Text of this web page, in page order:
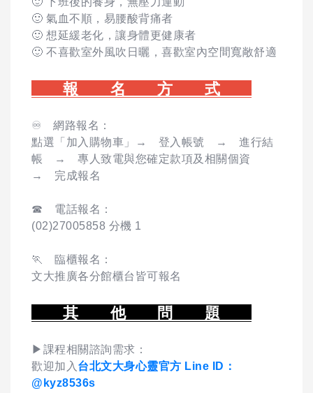
🙂 氣血不順，易腰酸背痛者
🙂 想延緩老化，讓身體更健康者
🙂 不喜歡室外風吹日曬，喜歡室內空間寬敞舒適
報 名 方 式
♾️ 網路報名：
點選「加入購物車」→ 登入帳號 → 進行結
帳 → 專人致電與您確定款項及相關個資
→ 完成報名
☎ 電話報名：
(02)27005858 分機 1
🏃 臨櫃報名：
文大推廣各分館櫃台皆可報名
其 他 問 題
▶課程相關諮詢需求：
歡迎加入 台北文大身心靈官方 Line ID：
@kyz8536s